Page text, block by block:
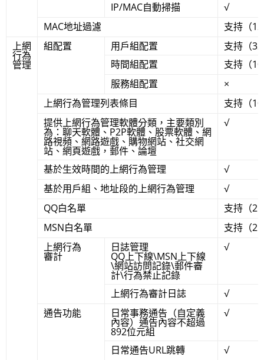
IP/MAC自動掃描
√
MAC地址過濾
支持（
上網
行為
管理
組配置 用戶組配置
支持（
時間組配置
支持（
服務組配置
×
上網行為管理列表條目
支持（
提供上網行為管理軟體分類，主要類別
為：聊天軟體、P2P軟體、股票軟體、網
路視頻、網路遊戲、購物網站、社交網
站、網頁遊戲，郵件、論壇
√
基於生效時間的上網行為管理
√
基於用戶組、地址段的上網行為管理
√
QQ白名單
支持（
MSN白名單
支持（
上網行為
審計
日誌管理
QQ上下線\MSN上下線
\網站訪問記錄\郵件審
計\行為禁止記錄
√
上網行為審計日誌
√
通告功能
日常事務通告（自定義
內容）通告內容不超過
892位元組
√
日常通告URL跳轉 √